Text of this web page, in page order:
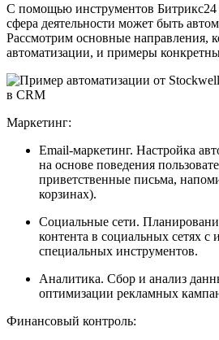
С помощью инструментов Битрикс24
сфера деятельности может быть
Рассмотрим основные направления,
автоматизации, и примеры
Маркетинг:
Email-маркетинг. Настройка
на основе поведения
приветственные письма,
корзинах).
Социальные сети.
контента в социальных сетях с
специальных инструментов.
Аналитика. Сбор и анализ
оптимизации рекламных
Финансовый контроль: